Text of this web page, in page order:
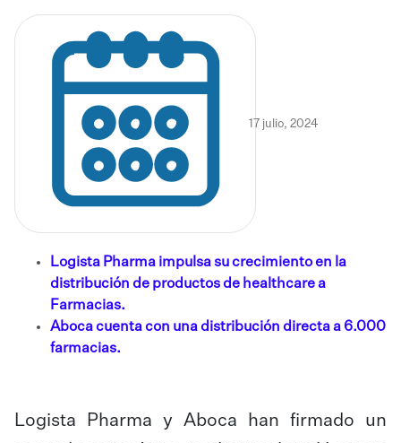
17 julio, 2024
Logista Pharma impulsa su crecimiento en la
distribución de productos de healthcare a
Farmacias.
Aboca cuenta con una distribución directa a 6.000
farmacias.
Logista Pharma y Aboca han firmado un